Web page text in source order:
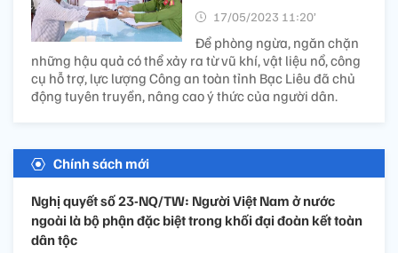
17/05/2023 11:20’
Để phòng ngừa, ngăn chặn
những hậu quả có thể xảy ra từ vũ khí, vật liệu nổ, công
cụ hỗ trợ, lực lượng Công an toàn tỉnh Bạc Liêu đã chủ
động tuyên truyền, nâng cao ý thức của người dân.
Chính sách mới
Nghị quyết số 23-NQ/TW: Người Việt Nam ở nước
ngoài là bộ phận đặc biệt trong khối đại đoàn kết toàn
dân tộc